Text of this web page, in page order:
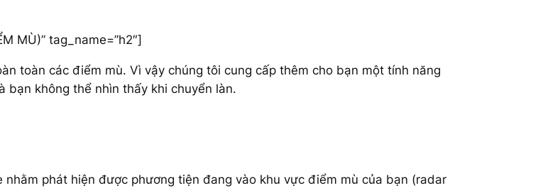
MÙ)” tag_name=”h2″]
toàn các điểm mù. Vì vậy chúng tôi cung cấp thêm cho bạn một tính năng
bạn không thể nhìn thấy khi chuyển làn.
nhằm phát hiện được phương tiện đang vào khu vực điểm mù của bạn (radar